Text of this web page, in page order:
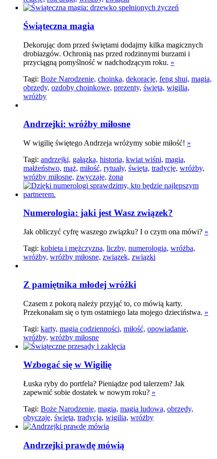
Świąteczna magia
Dekorując dom przed świętami dodajmy kilka magicznych
drobiazgów. Ochronią nas przed rodzinnymi burzami i
przyciągną pomyślność w nadchodzącym roku. »
Tagi: Boże Narodzenie, choinka, dekoracje, feng shui, magia,
obrzędy, ozdoby choinkowe, prezenty, święta, wigilia,
wróżby
Andrzejki: wróżby miłosne
W wigilię świętego Andrzeja wróżymy sobie miłość! »
Tagi: andrzejki, gałązka, historia, kwiat wiśni, magia,
małżeństwo, mąż, miłość, rytuały, święta, tradycje, wróżby,
wróżby miłosne, zwyczaje, żona
Numerologia: jaki jest Wasz związek?
Jak obliczyć cyfrę waszego związku? I o czym ona mówi? »
Tagi: kobieta i mężczyzna, liczby, numerologia, wróżba,
wróżby, wróżby miłosne, związek, związki
Z pamiętnika młodej wróżki
Czasem z pokorą należy przyjąć to, co mówią karty.
Przekonałam się o tym ostatniego lata mojego dzieciństwa. »
Tagi: karty, magia codzienności, miłość, opowiadanie,
wróżby, wróżby miłosne
Wzbogać się w Wigilię
Łuska ryby do portfela? Pieniądze pod talerzem? Jak
zapewnić sobie dostatek w nowym roku? »
Tagi: Boże Narodzenie, magia, magia ludowa, obrzędy,
obyczaje, święta, tradycja, wigilia, wróżby
Andrzejki prawdę mówią